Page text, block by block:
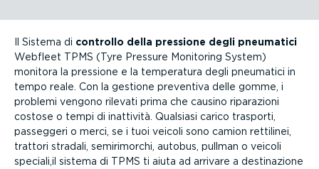
Il Sistema di controllo della pressione degli pneumatici
Webfleet TPMS (Tyre Pressure Monitoring System)
monitora la pressione e la temperatura degli pneumatici in
tempo reale. Con la gestione preventiva delle gomme, i
problemi vengono rilevati prima che causino riparazioni
costose o tempi di inattività. Qualsiasi carico trasporti,
passeggeri o merci, se i tuoi veicoli sono camion rettilinei,
trattori stradali, semiri­morchi, autobus, pullman o veicoli
speciali,il sistema di TPMS ti aiuta ad arrivare a desti­na­zione